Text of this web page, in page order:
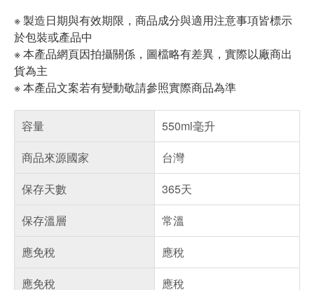
※ 製造日期與有效期限，商品成分與適用注意事項皆標示
於包裝或產品中
※ 本產品網頁因拍攝關係，圖檔略有差異，實際以廠商出
貨為主
※ 本產品文案若有變動敬請參照實際商品為準
容量
550ml毫升
商品來源國家
台灣
保存天數
365天
保存溫層
常溫
應免稅
應稅
應免稅
應稅